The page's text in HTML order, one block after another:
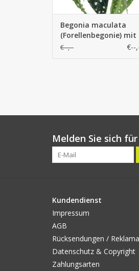
Begonia maculata
(Forellenbegonie) mit
Verzweigungen, 14
€--,-- €--
Melden Sie sich
Kundendienst
Impressum
AGB
Rücksendungen /
Datenschutz & Copyright
Zahlungsarten